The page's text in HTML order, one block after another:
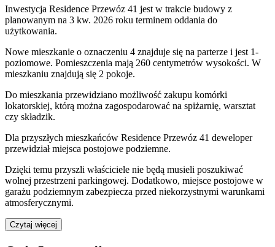
Inwestycja Residence Przewóz 41 jest w trakcie budowy z
planowanym na 3 kw. 2026 roku terminem oddania do
użytkowania.
Nowe mieszkanie o oznaczeniu 4 znajduje się na parterze i jest 1-
poziomowe. Pomieszczenia mają 260 centymetrów wysokości. W
mieszkaniu znajdują się 2 pokoje.
Do mieszkania przewidziano możliwość zakupu komórki
lokatorskiej, którą można zagospodarować na spiżarnię, warsztat
czy składzik.
Dla przyszłych mieszkańców Residence Przewóz 41 deweloper
przewidziałmiejsca postojowe podziemne.
Dzięki temu przyszli właściciele nie będą musieli poszukiwać
wolnej przestrzeni parkingowej. Dodatkowo, miejsce postojowe w
garażu podziemnym zabezpiecza przed niekorzystnymi warunkami
atmosferycznymi.
Czytaj więcej